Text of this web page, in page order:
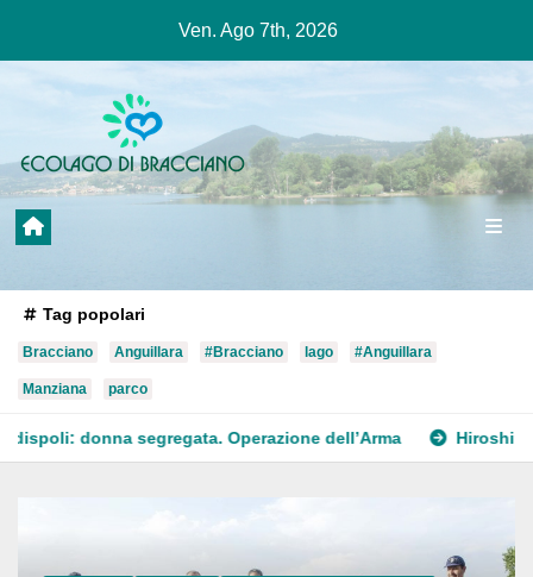
contenuto
Ven. Ago 7th, 2026
Tag popolari
Bracciano Anguillara #Bracciano lago #Anguillara
Manziana parco
Operazione dell’Arma Hiroshima: Sanna “Questo